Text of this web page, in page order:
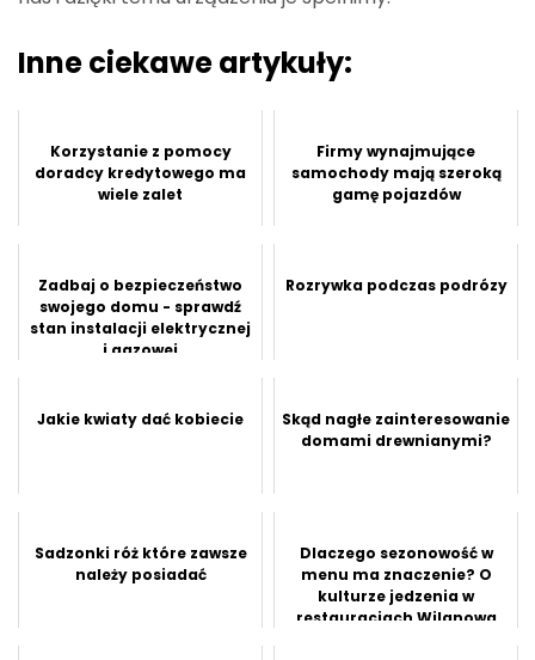
Inne ciekawe artykuły:
Korzystanie z pomocy
doradcy kredytowego ma
wiele zalet
Firmy wynajmujące
samochody mają szeroką
gamę pojazdów
Zadbaj o bezpieczeństwo
swojego domu - sprawdź
stan instalacji elektrycznej
i gazowej
Rozrywka podczas podrózy
Jakie kwiaty dać kobiecie
Skąd nagłe zainteresowanie
domami drewnianymi?
Sadzonki róż które zawsze
należy posiadać
Dlaczego sezonowość w
menu ma znaczenie? O
kulturze jedzenia w
restauracjach Wilanowa